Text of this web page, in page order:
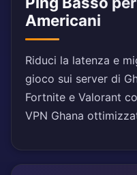
Americani
Riduci la latenza e
gioco sui server di
Fortnite e Valorant
VPN Ghana